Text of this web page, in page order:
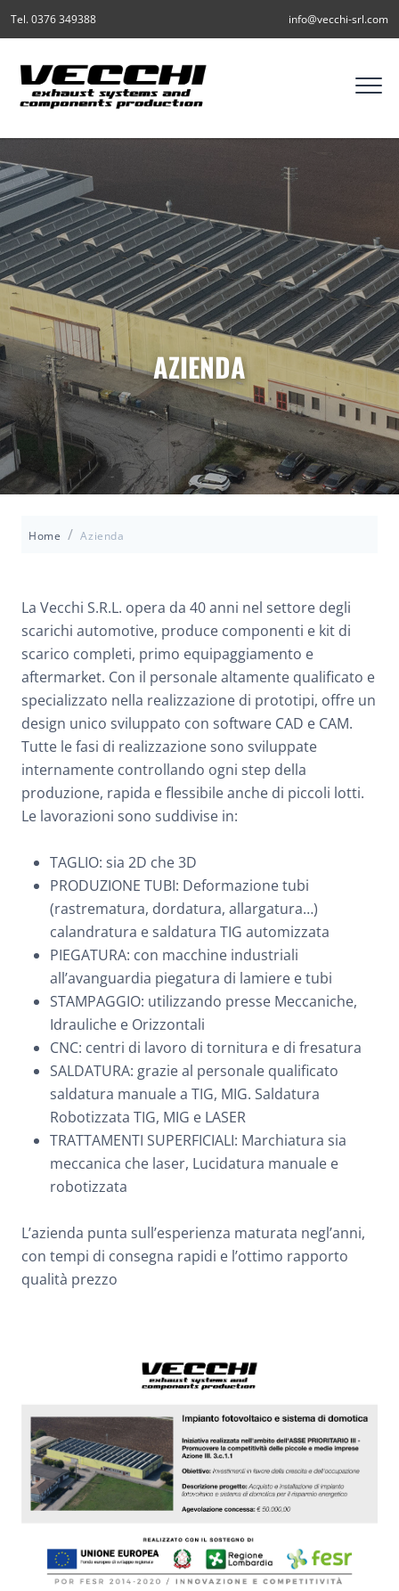
Tel. 0376 349388 info@vecchi-srl.com
AZIENDA
Home / Azienda
La Vecchi S.R.L. opera da 40 anni nel settore degli
scarichi automotive, produce componenti e kit di
scarico completi, primo equipaggiamento e
aftermarket. Con il personale altamente qualificato e
specializzato nella realizzazione di prototipi, offre un
design unico sviluppato con software CAD e CAM.
Tutte le fasi di realizzazione sono sviluppate
internamente controllando ogni step della
produzione, rapida e flessibile anche di piccoli lotti.
Le lavorazioni sono suddivise in:
TAGLIO: sia 2D che 3D
PRODUZIONE TUBI: Deformazione tubi
(rastrematura, dordatura, allargatura…)
calandratura e saldatura TIG automizzata
PIEGATURA: con macchine industriali
all’avanguardia piegatura di lamiere e tubi
STAMPAGGIO: utilizzando presse Meccaniche,
Idrauliche e Orizzontali
CNC: centri di lavoro di tornitura e di fresatura
SALDATURA: grazie al personale qualificato
saldatura manuale a TIG, MIG. Saldatura
Robotizzata TIG, MIG e LASER
TRATTAMENTI SUPERFICIALI: Marchiatura sia
meccanica che laser, Lucidatura manuale e
robotizzata
L’azienda punta sull’esperienza maturata negl’anni,
con tempi di consegna rapidi e l’ottimo rapporto
qualità prezzo